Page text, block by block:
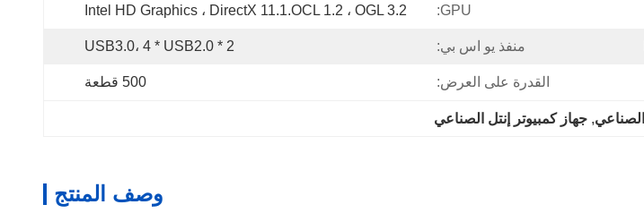
GPU: Intel HD Graphics ، DirectX 11.1.OCL 1.2 ، OGL 3.2
منفذ يو اس بي: 2 * USB3.0، 4 * USB2.0
القدرة على العرض: 500 قطعة
, جهاز كمبيوتر إنتل الصناعي
وصف المنتج